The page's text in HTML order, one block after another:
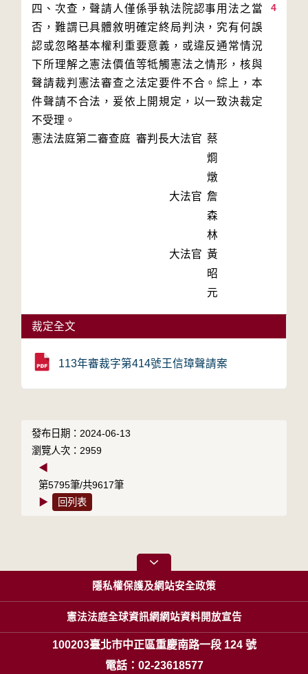
4
四、次查，聲請人僅係爭執法院認事用法之當
否，難謂已具體敘明確定終局判決，究有何誤
認或忽略基本權利重要意義，或違反通常情況
下所理解之憲法價值等牴觸憲法之情形，核與
聲請裁判憲法審查之法定要件不合。綜上，本
件聲請不合法，爰依上開規定，以一致決裁定
不受理。
憲法法庭第二審查庭 審判長大法官 蔡
烱
燉
大法官 詹
森
林
大法官 黃
昭
元
裁定全文
113年審裁字第414號王信璋聲請案
發布日期：2024-06-13
瀏覽人次：2959
◀
第5795筆/共9617筆
▶
回列表
隱私權保護及網站安全政策
憲法法庭全球資訊網網站資料開放宣告
100203臺北市中正區重慶南路一段 124 號
電話：02-23618577